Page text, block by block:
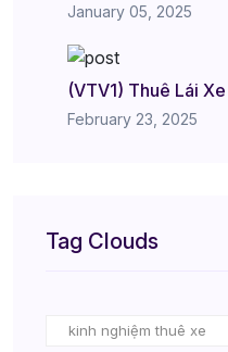
January 05, 2025
(VTV1) Thuê Lái
February 23, 2025
Tag Clouds
kinh nghiệm thuê xe